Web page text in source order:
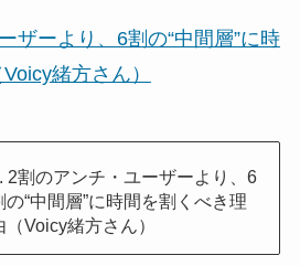
ザーより、6割の“中間層”に時
緒方さん）
2割のアンチ・ユーザーより、6
の“中間層”に時間を割くべき理
（Voicy緒方さん）